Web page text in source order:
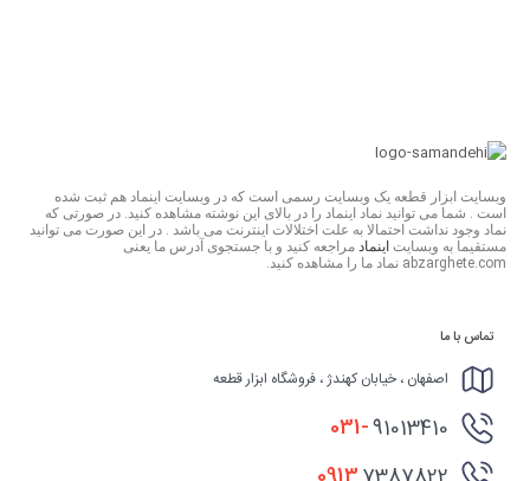
وبسایت ابزار قطعه یک وبسایت رسمی است که در وبسایت اینماد هم ثبت شده
است . شما می توانید نماد اینماد را در بالای این نوشته مشاهده کنید. در صورتی که
نماد وجود نداشت احتمالا به علت اختلالات اینترنت می باشد . در این صورت می توانید
مستقیما به وبسایت اینماد مراجعه کنید و با جستجوی آدرس ما یعنی
abzarghete.com نماد ما را مشاهده کنید.
تماس با ما
اصفهان ، خیابان کهندژ ، فروشگاه ابزار قطعه
031-91013410